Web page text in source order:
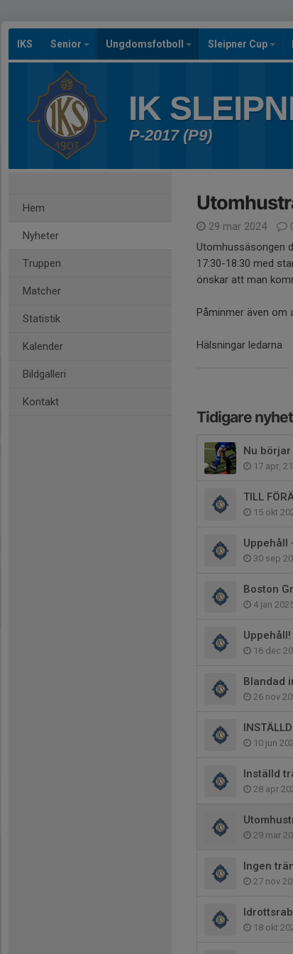
IKS Senior Ungdomsfotboll Sleipner Cup
IK
P-2017 (P9)
Hem
Nyheter
Truppen
Matcher
Statistik
Kalender
Bildgalleri
Kontakt
29 mar 2024
Utomhussäsongen
17:30-18:30 med
önskar att man
Påminmer även om
Hälsningar ledarna
Tidigare
Nu
17 apr,
TILL
15 okt
Uppehåll
30 sep
Boston
4 jan
Uppehåll!
16 dec
Blandad
26 nov
10 jun
Inställd
28 apr
29 mar
Ingen
27 nov
18 okt